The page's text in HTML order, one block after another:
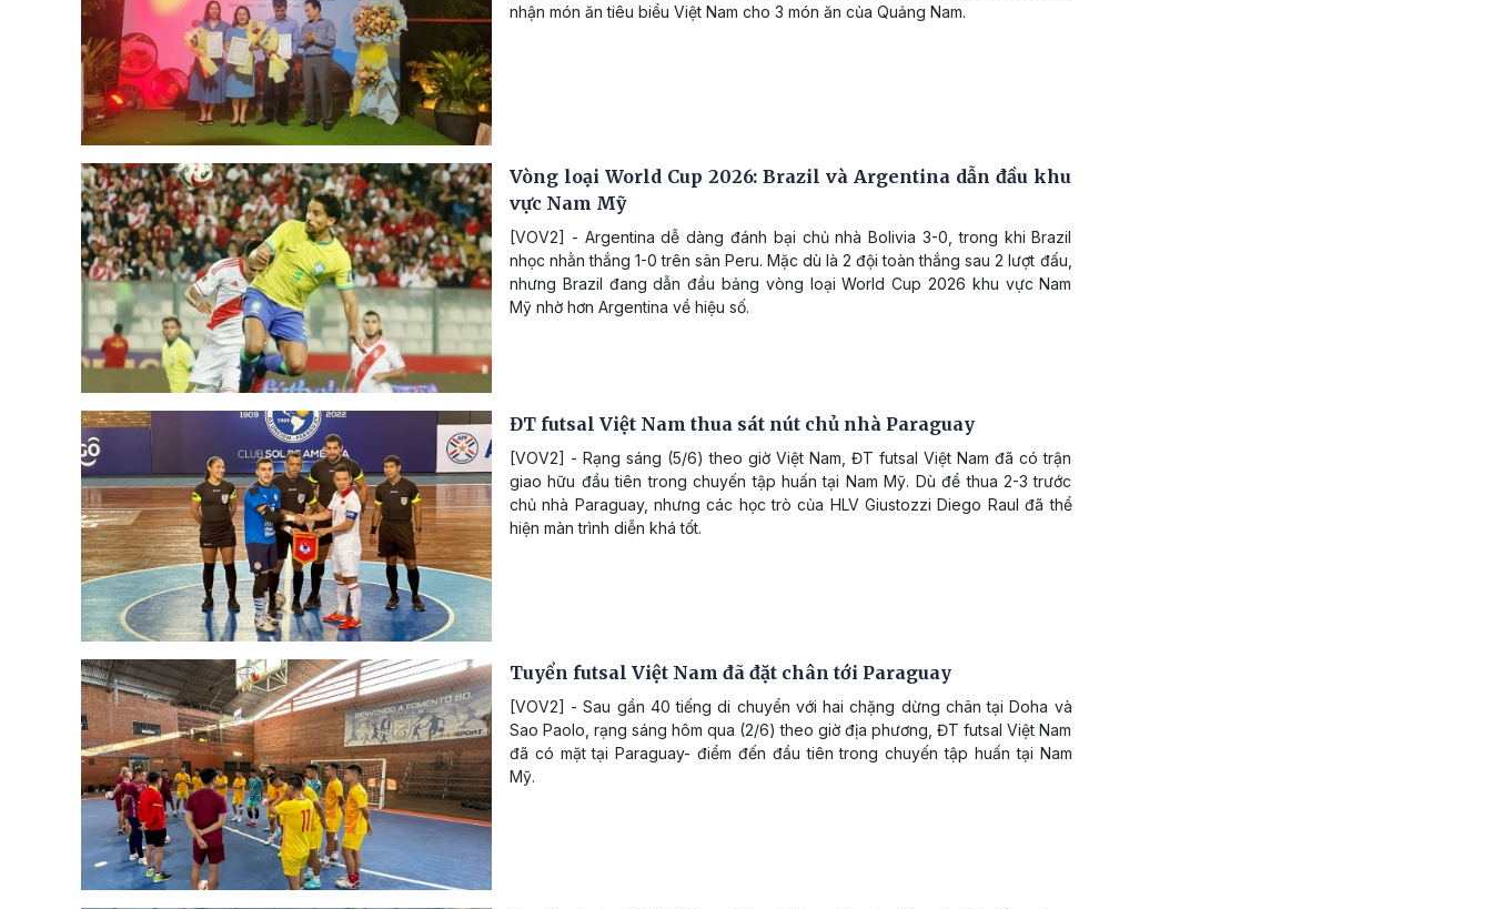
nhận món ăn tiêu biểu Việt Nam cho 3 món ăn của Quảng Nam.
Vòng loại World Cup 2026: Brazil và Argentina dẫn đầu khu
vực Nam Mỹ
[VOV2] - Argentina dễ dàng đánh bại chủ nhà Bolivia 3-0, trong khi Brazil
nhọc nhằn thắng 1-0 trên sân Peru. Mặc dù là 2 đội toàn thắng sau 2 lượt đấu,
nhưng Brazil đang dẫn đầu bảng vòng loại World Cup 2026 khu vực Nam
Mỹ nhờ hơn Argentina về hiệu số.
ĐT futsal Việt Nam thua sát nút chủ nhà Paraguay
[VOV2] - Rạng sáng (5/6) theo giờ Việt Nam, ĐT futsal Việt Nam đã có trận
giao hữu đầu tiên trong chuyến tập huấn tại Nam Mỹ. Dù để thua 2-3 trước
chủ nhà Paraguay, nhưng các học trò của HLV Giustozzi Diego Raul đã thể
hiện màn trình diễn khá tốt.
Tuyển futsal Việt Nam đã đặt chân tới Paraguay
[VOV2] - Sau gần 40 tiếng di chuyển với hai chặng dừng chân tại Doha và
Sao Paolo, rạng sáng hôm qua (2/6) theo giờ địa phương, ĐT futsal Việt Nam
đã có mặt tại Paraguay- điểm đến đầu tiên trong chuyến tập huấn tại Nam
Mỹ.